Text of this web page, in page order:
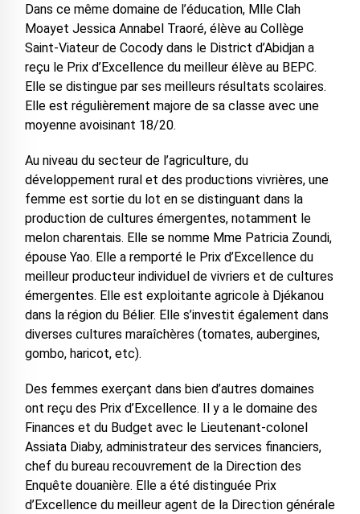
Dans ce même domaine de l’éducation, Mlle Clah
Moayet Jessica Annabel Traoré, élève au Collège
Saint-Viateur de Cocody dans le District d’Abidjan a
reçu le Prix d’Excellence du meilleur élève au BEPC.
Elle se distingue par ses meilleurs résultats scolaires.
Elle est régulièrement majore de sa classe avec une
moyenne avoisinant 18/20.
Au niveau du secteur de l’agriculture, du
développement rural et des productions vivrières, une
femme est sortie du lot en se distinguant dans la
production de cultures émergentes, notamment le
melon charentais. Elle se nomme Mme Patricia Zoundi,
épouse Yao. Elle a remporté le Prix d’Excellence du
meilleur producteur individuel de vivriers et de cultures
émergentes. Elle est exploitante agricole à Djékanou
dans la région du Bélier. Elle s’investit également dans
diverses cultures maraîchères (tomates, aubergines,
gombo, haricot, etc).
Des femmes exerçant dans bien d’autres domaines
ont reçu des Prix d’Excellence. Il y a le domaine des
Finances et du Budget avec le Lieutenant-colonel
Assiata Diaby, administrateur des services financiers,
chef du bureau recouvrement de la Direction des
Enquête douanière. Elle a été distinguée Prix
d’Excellence du meilleur agent de la Direction générale